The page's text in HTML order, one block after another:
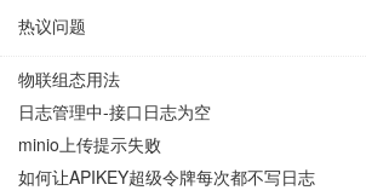
热议问题
物联组态用法
日志管理中-接口日志为空
minio上传提示失败
如何让APIKEY超级令牌每次都不写日志